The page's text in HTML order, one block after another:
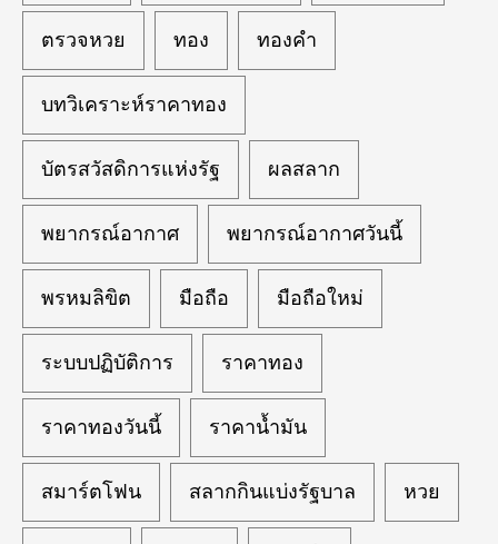
ตรวจหวย ทอง ทองคำ
บทวิเคราะห์ราคาทอง
บัตรสวัสดิการแห่งรัฐ ผลสลาก
พยากรณ์อากาศ พยากรณ์อากาศวันนี้
พรหมลิขิต มือถือ มือถือใหม่
ระบบปฏิบัติการ ราคาทอง
ราคาทองวันนี้ ราคาน้ำมัน
สมาร์ตโฟน สลากกินแบ่งรัฐบาล หวย